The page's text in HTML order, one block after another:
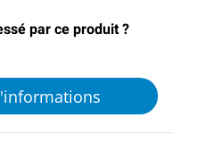
par ce produit ?